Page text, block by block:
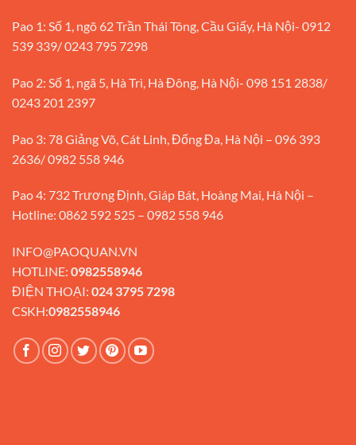
Pao 1: Số 1, ngõ 62 Trần Thái Tông, Cầu Giấy, Hà Nội- 0912
539 339/ 0243 795 7298
Pao 2: Số 1, ngã 5, Hà Trì, Hà Đông, Hà Nội- 098 151 2838/
0243 201 2397
Pao 3: 78 Giảng Võ, Cát Linh, Đống Đa, Hà Nội – 096 393
2636/ 0982 558 946
Pao 4: 732 Trương Định, Giáp Bát, Hoàng Mai, Hà Nội –
Hotline: 0862 592 525 – 0982 558 946
INFO@PAOQUAN.VN
HOTLINE: 0982558946
ĐIỆN THOẠI: 024 3795 7298
CSKH:0982558946